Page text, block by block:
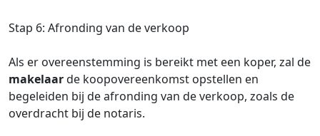
Stap 6: Afronding van de verkoop
Als er overeenstemming is bereikt met een koper, zal de
makelaarde koopovereenkomst opstellen en
begeleiden bij de afronding van de verkoop, zoals de
overdracht bij de notaris.